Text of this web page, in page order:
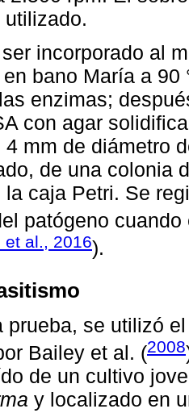
utilizado.
incorporado al
bano María a 90
enzimas;
con agar
4 mm de diámetro
de una colonia
la caja Petri. Se
patógeno
et al., 2016).
prueba, se utilizó
Bailey et al. (2008
de un cultivo
y localizado en